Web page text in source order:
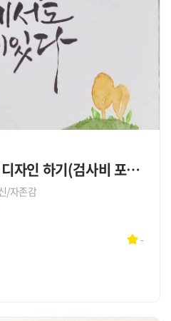
나의 강점으로 커리어 디자인 하기(검사비 포함)
/자존감
-